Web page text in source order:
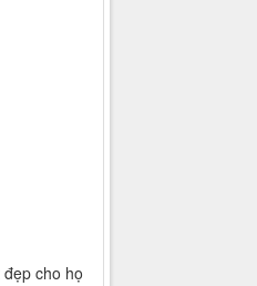
cho họ